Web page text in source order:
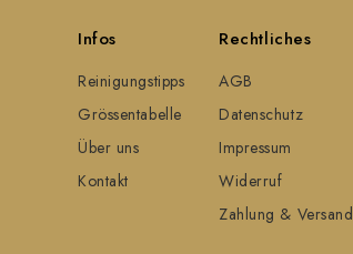
Infos
Reinigungstipps
Grössentabelle
Über uns
Kontakt
Rechtliches
AGB
Datenschutz
Impressum
Widerruf
Zahlung & Versand